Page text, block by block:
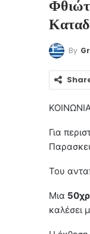
By
Για
Του
Μια
καλέσει